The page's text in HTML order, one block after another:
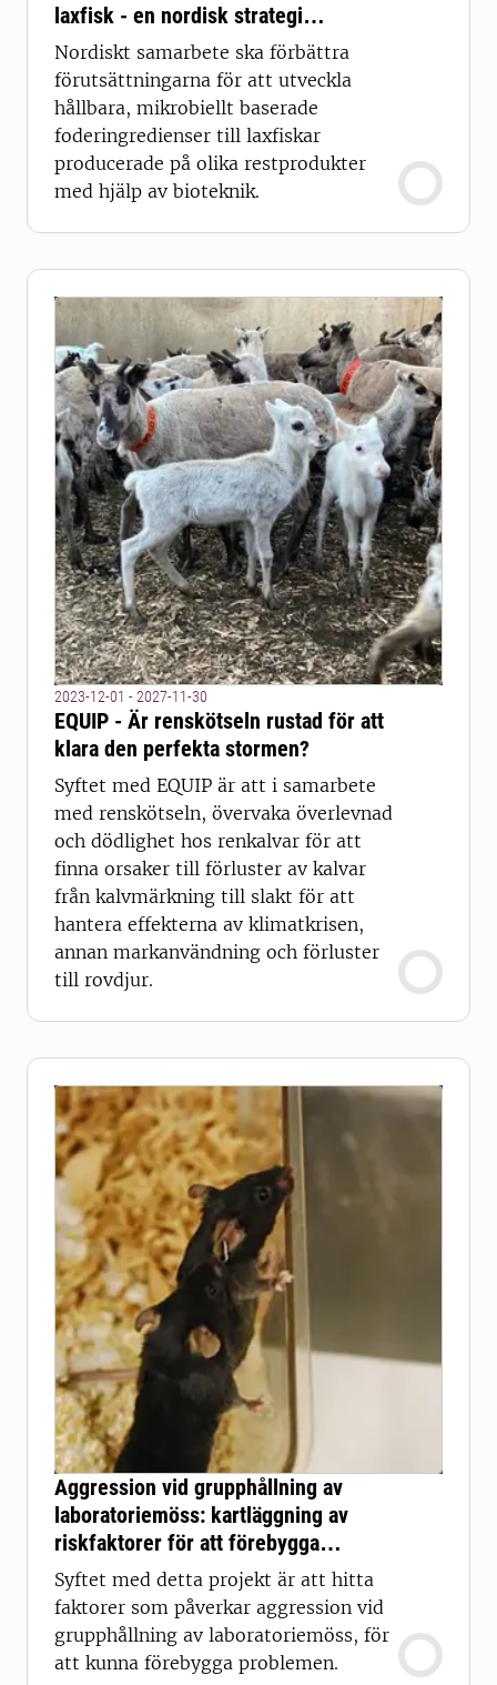
laxfisk - en nordisk strategi
(NORDICFEED)
Nordiskt samarbete ska förbättra
förutsättningarna för att utveckla
hållbara, mikrobiellt baserade
foderingredienser till laxfiskar
producerade på olika restprodukter
med hjälp av bioteknik.
2023-12-01 - 2027-11-30
EQUIP - Är renskötseln rustad för att
klara den perfekta stormen?
Syftet med EQUIP är att i samarbete
med renskötseln, övervaka överlevnad
och dödlighet hos renkalvar för att
finna orsaker till förluster av kalvar
från kalvmärkning till slakt för att
hantera effekterna av klimatkrisen,
annan markanvändning och förluster
till rovdjur.
Aggression vid grupphållning av
laboratoriemöss: kartläggning av
riskfaktorer för att förebygga
problem
Syftet med detta projekt är att hitta
faktorer som påverkar aggression vid
grupphållning av laboratoriemöss, för
att kunna förebygga problemen.